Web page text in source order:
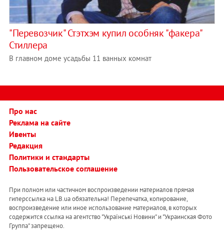
"Перевозчик" Стэтхэм купил особняк "факера"
Стиллера
В главном доме усадьбы 11 ванных комнат
Про нас
Реклама на сайте
Ивенты
Редакция
Политики и стандарты
Пользовательское соглашение
При полном или частичном воспроизведении материалов прямая
гиперссылка на LB.ua обязательна! Перепечатка, копирование,
воспроизведение или иное использование материалов, в которых
содержится ссылка на агентство "Українськi Новини" и "Украинская Фото
Группа" запрещено.